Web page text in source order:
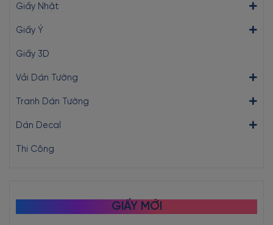
Giấy Nhật
Giấy Ý
Giấy 3D
Vải Dán Tường
Tranh Dán Tường
Dán Decal
Thi Công
GIẤY MỚI